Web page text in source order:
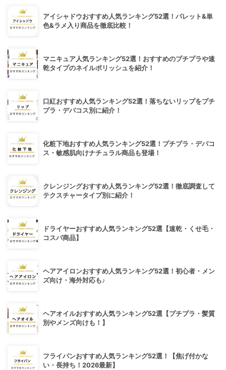
アイシャドウおすすめ人気ランキング52選！パレット&単
色&ラメ入り商品を徹底比較！
マニキュア人気ランキング52選！おすすめのプチプラや速
乾タイプのネイルポリッシュを紹介！
口紅おすすめ人気ランキング52選！落ちないリップをプチ
プラ・デパコス別に紹介！
化粧下地おすすめ人気ランキング52選！プチプラ・デパコ
ス・敏感肌向けナチュラル商品も登場！
クレンジングおすすめ人気ランキング52選！徹底調査して
テクスチャータイプ別に紹介！
ドライヤーおすすめ人気ランキング52選【速乾・くせ毛・
コスパ商品】
ヘアアイロンおすすめ人気ランキング52選！初心者・メン
ズ向け・海外対応も♪
ヘアオイルおすすめ人気ランキング52選【プチプラ・髪質
別やメンズ向けも！】
フライパンおすすめ人気ランキング52選！【焦げ付かな
い・長持ち！2026最新】